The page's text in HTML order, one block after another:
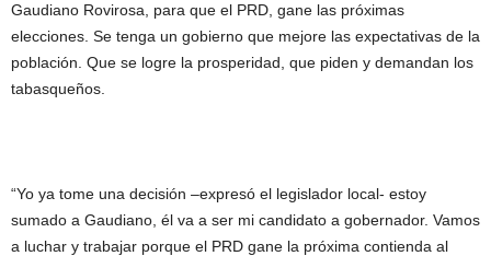
Gaudiano Rovirosa, para que el PRD, gane las próximas
elecciones. Se tenga un gobierno que mejore las expectativas de la
población. Que se logre la prosperidad, que piden y demandan los
tabasqueños.
“Yo ya tome una decisión –expresó el legislador local- estoy
sumado a Gaudiano, él va a ser mi candidato a gobernador. Vamos
a luchar y trabajar porque el PRD gane la próxima contienda al